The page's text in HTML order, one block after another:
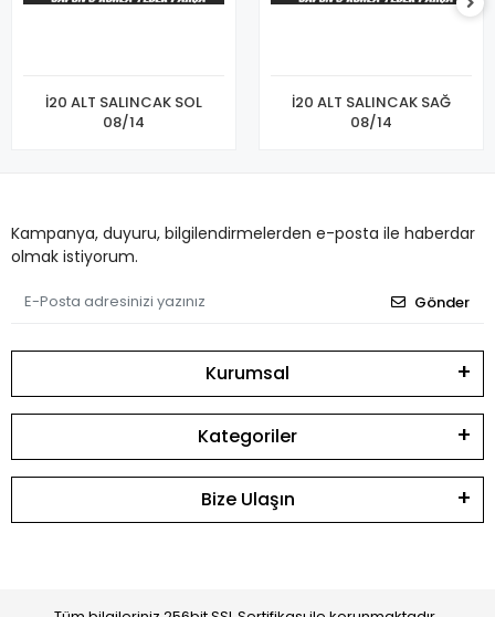
İ20 ALT SALINCAK SOL
08/14
İ20 ALT SALINCAK SAĞ
08/14
Kampanya, duyuru, bilgilendirmelerden e-posta ile haberdar
olmak istiyorum.
Gönder
Kurumsal
Kategoriler
Bize Ulaşın